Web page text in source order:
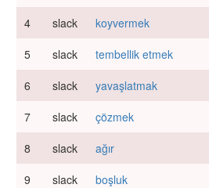
4
slack
koyvermek
5
slack
tembellik etmek
6
slack
yavaşlatmak
7
slack
çözmek
8
slack
ağır
9
slack
boşluk